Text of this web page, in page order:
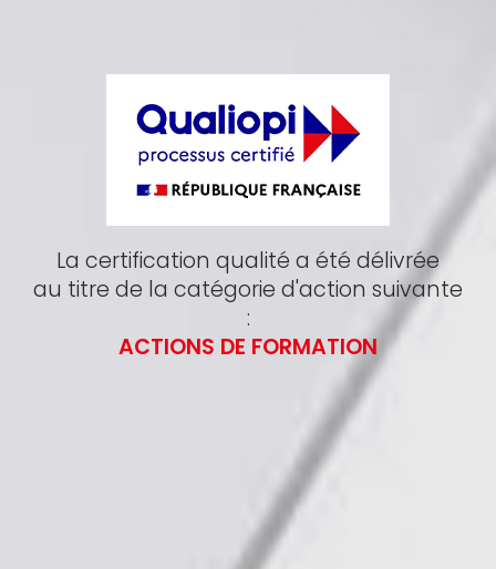
La certification qualité a été délivrée
au titre de la catégorie d'action suivante
:
ACTIONS DE FORMATION